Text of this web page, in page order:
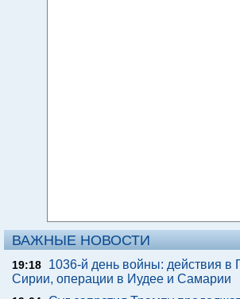
ВАЖНЫЕ НОВОСТИ
19:18
1036-й день войны: действия в
Сирии, операции в Иудее и Самарии